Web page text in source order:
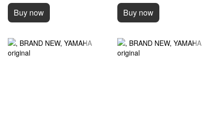
Buy now Buy now